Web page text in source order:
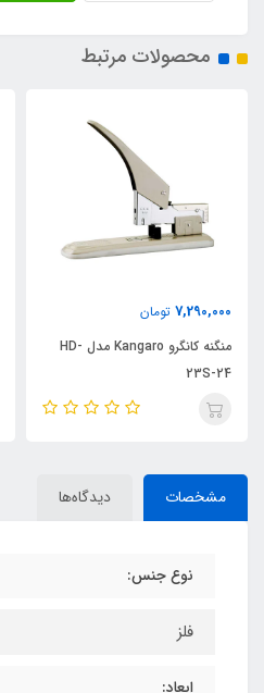
محصولات مرتبط
7,290,000 تومان
منگنه کانگرو Kangaro مدل HD-
23S-24
مشخصات دیدگاه‌ها
نوع جنس:
فلز
ابعاد: